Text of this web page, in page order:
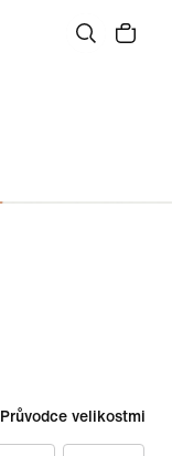
Průvodce velikostmi